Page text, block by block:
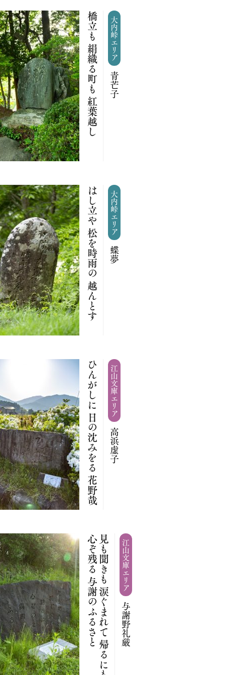
橋立も 絹織る町も 紅葉越し 大内峠エリア
青芒子
はし立や 松を時雨の 越んとす 大内峠エリア
蝶夢
ひんがしに 日の沈みをる 花野哉 江山文庫エリア
高浜虚子
見
も
聞
き
も
涙
ぐ
ま
れ
て
帰
る
に
も
心
ぞ
残
る
与
謝
の
ふ
る
さ
と 江山文庫エリア
与謝野礼厳